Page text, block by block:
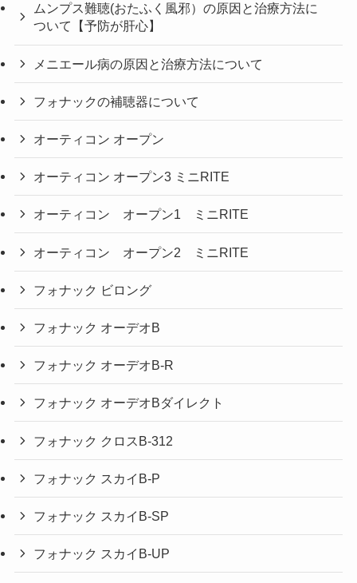
ムンプス難聴(おたふく風邪）の原因と治療方法に
ついて【予防が肝心】
メニエール病の原因と治療方法について
フォナックの補聴器について
オーティコン オープン
オーティコン オープン3 ミニRITE
オーティコン オープン1 ミニRITE
オーティコン オープン2 ミニRITE
フォナック ビロング
フォナック オーデオB
フォナック オーデオB-R
フォナック オーデオBダイレクト
フォナック クロスB-312
フォナック スカイB-P
フォナック スカイB-SP
フォナック スカイB-UP